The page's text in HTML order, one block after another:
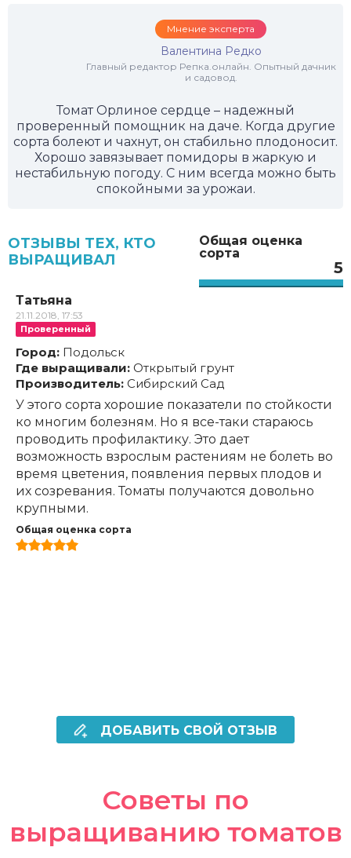
Мнение эксперта
Валентина Редко
Главный редактор Репка.онлайн. Опытный дачник
и садовод.
Томат Орлиное сердце – надежный
проверенный помощник на даче. Когда другие
сорта болеют и чахнут, он стабильно плодоносит.
Хорошо завязывает помидоры в жаркую и
нестабильную погоду. С ним всегда можно быть
спокойными за урожаи.
Общая оценка
сорта
5
ОТЗЫВЫ ТЕХ, КТО
ВЫРАЩИВАЛ
Татьяна
21.11.2018, 17:53
Проверенный
Город: Подольск
Где выращивали: Открытый грунт
Производитель: Сибирский Сад
У этого сорта хорошие показатели по стойкости
ко многим болезням. Но я все-таки стараюсь
проводить профилактику. Это дает
возможность взрослым растениям не болеть во
время цветения, появления первых плодов и
их созревания. Томаты получаются довольно
крупными.
Общая оценка сорта
ДОБАВИТЬ СВОЙ ОТЗЫВ
Советы по
выращиванию томатов